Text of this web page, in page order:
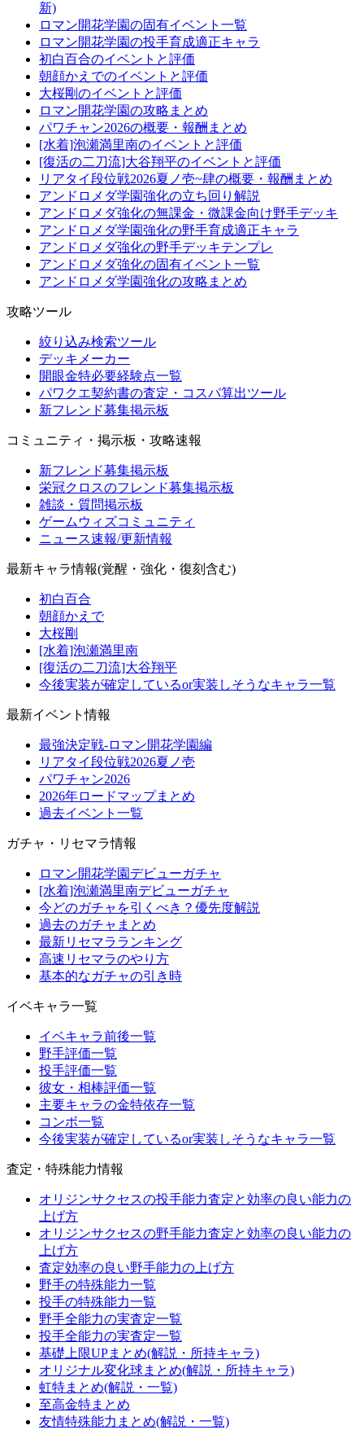
新)
ロマン開花学園の固有イベント一覧
ロマン開花学園の投手育成適正キャラ
初白百合のイベントと評価
朝顔かえでのイベントと評価
大桜剛のイベントと評価
ロマン開花学園の攻略まとめ
パワチャン2026の概要・報酬まとめ
[水着]泡瀬満里南のイベントと評価
[復活の二刀流]大谷翔平のイベントと評価
リアタイ段位戦2026夏ノ壱~肆の概要・報酬まとめ
アンドロメダ学園強化の立ち回り解説
アンドロメダ強化の無課金・微課金向け野手デッキ
アンドロメダ学園強化の野手育成適正キャラ
アンドロメダ強化の野手デッキテンプレ
アンドロメダ強化の固有イベント一覧
アンドロメダ学園強化の攻略まとめ
攻略ツール
絞り込み検索ツール
デッキメーカー
開眼金特必要経験点一覧
パワクエ契約書の査定・コスパ算出ツール
新フレンド募集掲示板
コミュニティ・掲示板・攻略速報
新フレンド募集掲示板
栄冠クロスのフレンド募集掲示板
雑談・質問掲示板
ゲームウィズコミュニティ
ニュース速報/更新情報
最新キャラ情報(覚醒・強化・復刻含む)
初白百合
朝顔かえで
大桜剛
[水着]泡瀬満里南
[復活の二刀流]大谷翔平
今後実装が確定しているor実装しそうなキャラ一覧
最新イベント情報
最強決定戦-ロマン開花学園編
リアタイ段位戦2026夏ノ壱
パワチャン2026
2026年ロードマップまとめ
過去イベント一覧
ガチャ・リセマラ情報
ロマン開花学園デビューガチャ
[水着]泡瀬満里南デビューガチャ
今どのガチャを引くべき？優先度解説
過去のガチャまとめ
最新リセマラランキング
高速リセマラのやり方
基本的なガチャの引き時
イベキャラ一覧
イベキャラ前後一覧
野手評価一覧
投手評価一覧
彼女・相棒評価一覧
主要キャラの金特依存一覧
コンボ一覧
今後実装が確定しているor実装しそうなキャラ一覧
査定・特殊能力情報
オリジンサクセスの投手能力査定と効率の良い能力の
上げ方
オリジンサクセスの野手能力査定と効率の良い能力の
上げ方
査定効率の良い野手能力の上げ方
野手の特殊能力一覧
投手の特殊能力一覧
野手全能力の実査定一覧
投手全能力の実査定一覧
基礎上限UPまとめ(解説・所持キャラ)
オリジナル変化球まとめ(解説・所持キャラ)
虹特まとめ(解説・一覧)
至高金特まとめ
友情特殊能力まとめ(解説・一覧)